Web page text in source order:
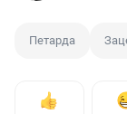
Петарда